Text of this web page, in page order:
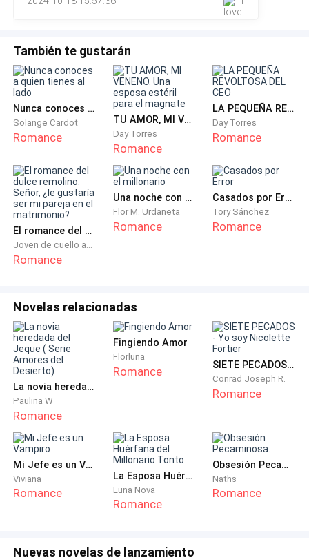
áreas de pediatría. Está sentada justo atrás.
Juan Pablo sin decir más se volteó y la vio atónito,
sentada con la pierna cruzada, tocando con sus
delicados dedos una tableta en las que parecía
teclear con mucho tacto.
Se dirigió directamente al consultorio del Dr. Zacaría
para indagar todo sobre esta hermosa chica.
Teresa quedó boquiabierta al ver la reacción de Juan
Pablo ya que él es un hombre de pocas palabras que
casi siempre notaban con una personalidad de dureza
sin expresar emociones.
- Juan Pablo preguntó con firmeza: ¿Quién es la
persona que visita el Hospital para la remodelación?
Zacarías sorprendido por el interés de Juan Pablo,
contestó: Es Elizabeth Sotomayor quién se ha
atribuido varias decoraciones elegantes en las
empresas cercanas ¿Por qué el interés Juan?
- Juan Pablo podrías facilitarme sus datos y quiero
estar presente el día de hoy, quiero saber todo con
respecto a la remodemación.
- Zacarías: Por supuesto, tu madre es quien se
También te gustarán
Nunca conoces a quien tienes al lado
Solange Cardot
Romance
TU AMOR, MI VENENO. Una esposa estéril para el magnate
Day Torres
Romance
LA PEQUEÑA REVOLTOSA DEL CEO
Day Torres
Romance
El romance del dulce remolino: Señor, ¿le gustaría ser mi pareja en el matrimonio?
Joven de cuello azul
Romance
Una noche con el millonario
Flor M. Urdaneta
Romance
Casados por Error
Tory Sánchez
Romance
Novelas relacionadas
La novia heredada del Jeque ( Serie Amores del Desierto)
Paulina W
Romance
Fingiendo Amor
Florluna
Romance SIETE PECADOS - Yo soy Nicolette Fortier
Conrad Joseph R.
Romance
Mi Jefe es un Vampiro
Viviana
Romance
La Esposa Huérfana del Millonario Tonto
Luna Nova
Romance
Obsesión Pecaminosa.
Naths
Romance
Nuevas novelas de lanzamiento